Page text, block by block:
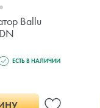
Ballu
ЕСТЬ В НАЛИЧИИ